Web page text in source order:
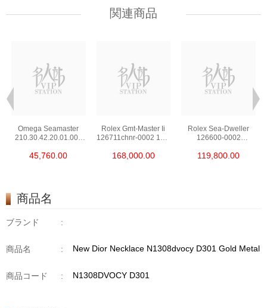
関連商品
Omega Seamaster
210.30.42.20.01.002
Edition
45,760.00
Rolex Gmt-Master Ii
126711chnr-0002 18kt
168,000.00
Rolex Sea-Dweller
126600-0002
119,800.00
商品名
ブランド :
商品名 : New Dior Necklace N1308dvocy D301 Gold Metal
商品コード : N1308DVOCY D301